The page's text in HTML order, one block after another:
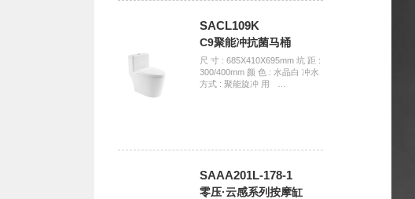
SACL109K
C9聚能冲抗菌马桶
尺 寸 : 685X410X695mm 坑 距 :
300/400mm 颜 色 : 水晶白 冲水
方式 : 聚能旋冲 用ﾠ…
SAAA201L-178-1
零压·云感系列按摩缸